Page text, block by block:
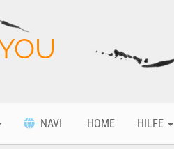
NAVI HOME HILFE